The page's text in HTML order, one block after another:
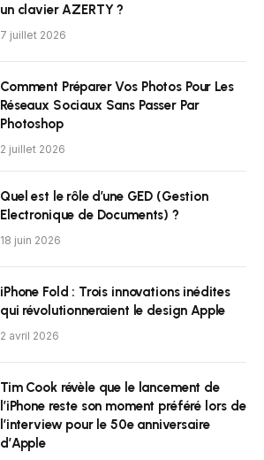
un clavier AZERTY ?
7 juillet 2026
Comment Préparer Vos Photos Pour Les
Réseaux Sociaux Sans Passer Par
Photoshop
2 juillet 2026
Quel est le rôle d’une GED (Gestion
Electronique de Documents) ?
18 juin 2026
iPhone Fold : Trois innovations inédites
qui révolutionneraient le design Apple
2 avril 2026
Tim Cook révèle que le lancement de
l’iPhone reste son moment préféré lors de
l’interview pour le 50e anniversaire
d’Apple